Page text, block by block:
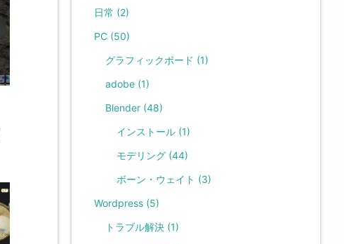
日常 (2)
PC (50)
グラフィックボード (1)
adobe (1)
Blender (48)
インストール (1)
モデリング (44)
ボーン・ウェイト (3)
Wordpress (5)
トラブル解決 (1)